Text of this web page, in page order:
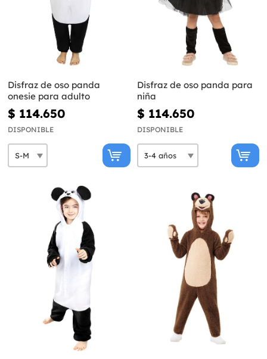
Disfraz de oso panda
onesie para adulto
$ 114.650
DISPONIBLE
Disfraz de oso panda para
niña
$ 114.650
DISPONIBLE